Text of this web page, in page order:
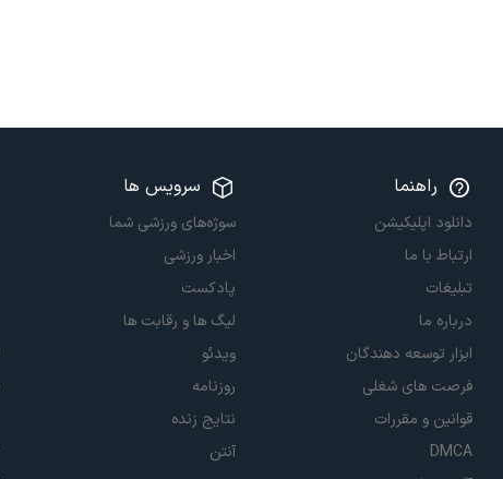
راهنما
دانلود اپلیکیشن
ارتباط با ما
تبلیغات
درباره ما
ابزار توسعه دهندگان
فرصت های شغلی
قوانین و مقررات
DMCA
سرویس ها
سوژه‌های ورزشی شما
اخبار ورزشی
پادکست
لیگ ها و رقابت ها
ویدئو
روزنامه
نتایج زنده
آنتن